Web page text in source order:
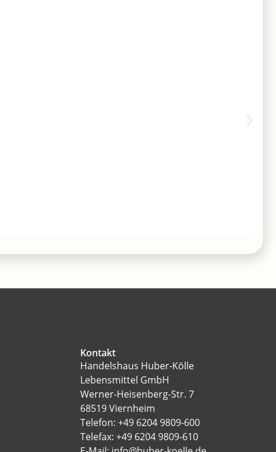
Kontakt
Handelshaus Huber-Kölle
Lebensmittel GmbH
Werner-Heisenberg-Str. 7
68519 Viernheim
Telefon: +49 6204 9809-600
Telefax: +49 6204 9809-610